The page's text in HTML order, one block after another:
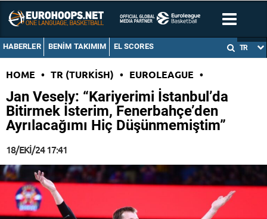
HABERLER BENIM TAKIMIM EL SCORES TR
HOME • TR (TURKISH) • EUROLEAGUE •
Jan Vesely: “Kariyerimi İstanbul’da
Bitirmek İsterim, Fenerbahçe’den
Ayrılacağımı Hiç Düşünmemiştim”
18/EKI/24 17:41